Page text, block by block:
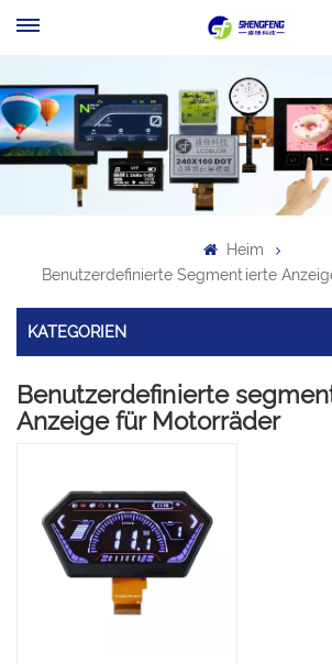
Heim
Benutzerdefinierte Segmentierte
KATEGORIEN
Benutzerdefinierte
Anzeige für Motorräder